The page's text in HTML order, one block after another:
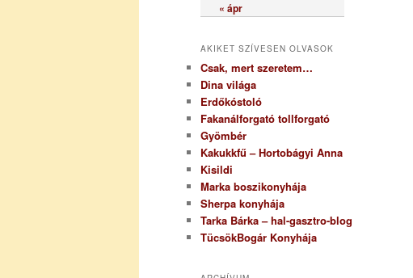
« ápr
AKIKET SZÍVESEN OLVASOK
Csak, mert szeretem…
Dina világa
Erdőkóstoló
Fakanálforgató tollforgató
Gyömbér
Kakukkfű – Hortobágyi Anna
Kisildi
Marka boszikonyhája
Sherpa konyhája
Tarka Bárka – hal-gasztro-blog
TücsökBogár Konyhája